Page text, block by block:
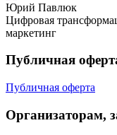
Юрий Павлюк
Цифровая
маркетинг
Публичная
Публичная оферта
Организаторам,